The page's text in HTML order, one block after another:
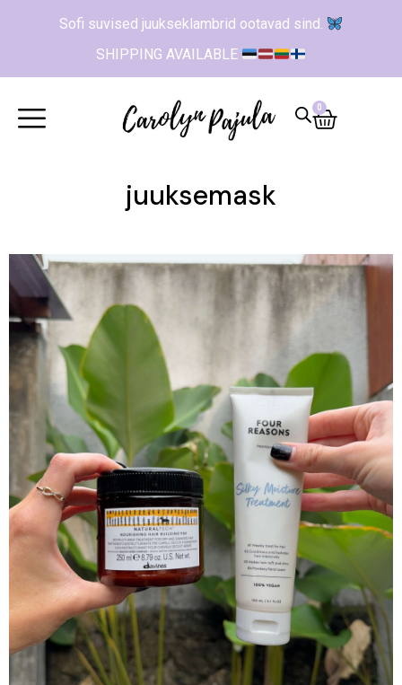
Sofi suvised juukseklambrid ootavad sind.
SHIPPING AVAILABLE
0
juuksemask